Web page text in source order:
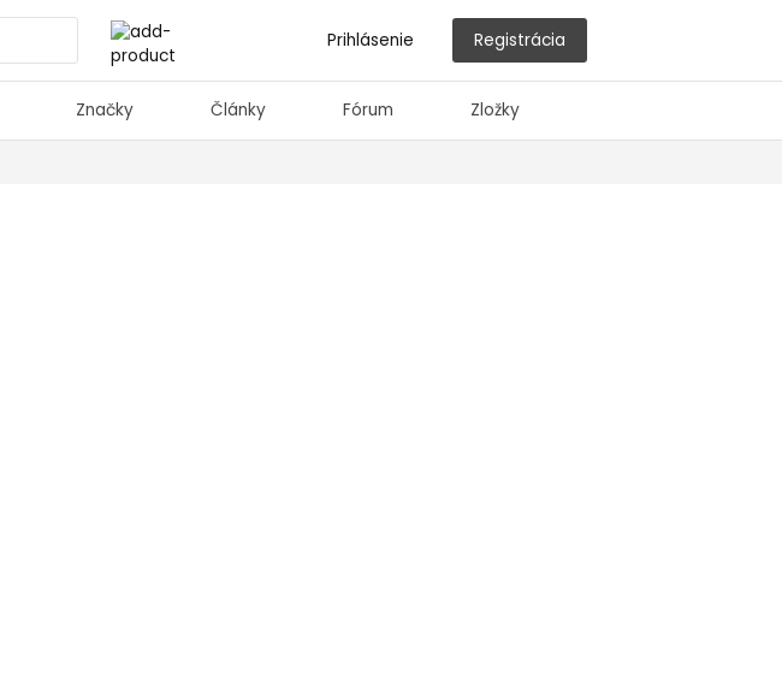
Prihlásenie Registrácia
Značky Články Fórum Zložky